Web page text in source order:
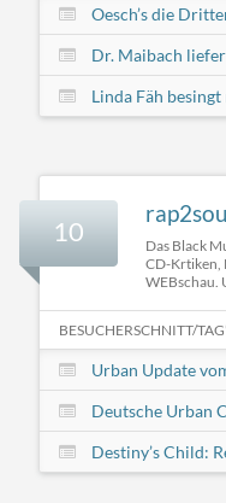
Oesch’s die
Dr. Maibach
Linda Fäh
10
Das Black
CD-Krtiken,
WEBschau.
BESUCHERSCHNITT/
Urban Update
Deutsche Urban
Destiny’s Child: